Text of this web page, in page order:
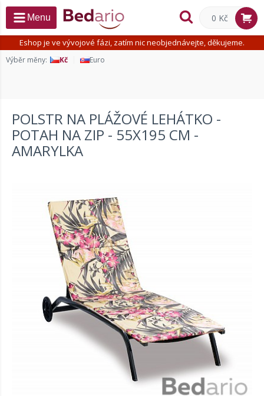
Eshop je ve vývojové fázi, zatím nic neobjednávejte, děkujeme.
Výběr měny: Kč Euro
Menu 0 Kč
POLSTR NA PLÁŽOVÉ LEHÁTKO -
POTAH NA ZIP - 55X195 CM -
AMARYLKA